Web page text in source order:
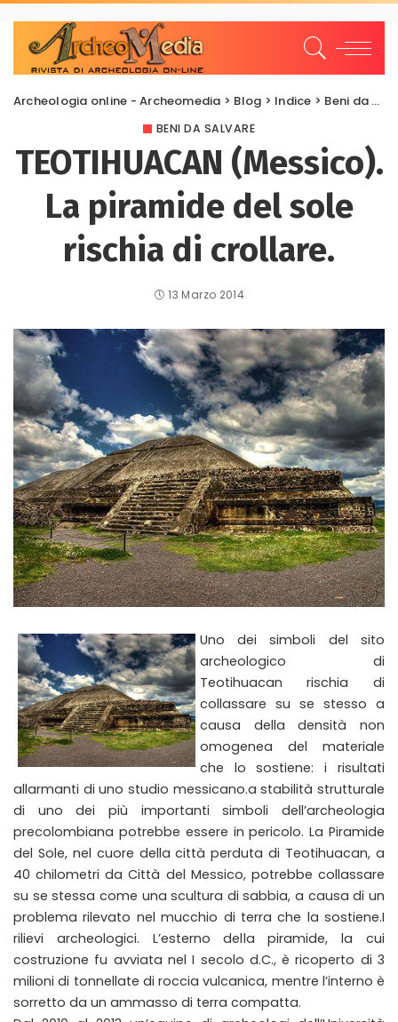
Archeologia online - Archeomedia > Blog > Indice > Beni da salvare
BENI DA SALVARE
TEOTIHUACAN (Messico).
La piramide del sole
rischia di crollare.
13 Marzo 2014
Uno dei simboli del sito
archeologico di
Teotihuacan rischia di
collassare su se stesso a
causa della densità non
omogenea del materiale
che lo sostiene: i risultati
allarmanti di uno studio messicano.a stabilità strutturale
di uno dei più importanti simboli dell’archeologia
precolombiana potrebbe essere in pericolo. La Piramide
del Sole, nel cuore della città perduta di Teotihuacan, a
40 chilometri da Città del Messico, potrebbe collassare
su se stessa come una scultura di sabbia, a causa di un
problema rilevato nel mucchio di terra che la sostiene.I
rilievi archeologici. L’esterno della piramide, la cui
costruzione fu avviata nel I secolo d.C., è ricoperto di 3
milioni di tonnellate di roccia vulcanica, mentre l’interno è
sorretto da un ammasso di terra compatta.